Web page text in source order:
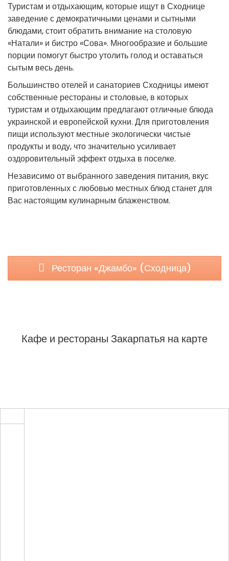
Туристам и отдыхающим, которые ищут в Сходнице
заведение с демократичными ценами и сытными
блюдами, стоит обратить внимание на столовую
«Натали» и бистро «Сова». Многообразие и большие
порции помогут быстро утолить голод и оставаться
сытым весь день.
Большинство отелей и санаториев Сходницы имеют
собственные рестораны и столовые, в которых
туристам и отдыхающим предлагают отличные блюда
украинской и европейской кухни. Для приготовления
пищи используют местные экологически чистые
продукты и воду, что значительно усиливает
оздоровительный эффект отдыха в поселке.
Независимо от выбранного заведения питания, вкус
приготовленных с любовью местных блюд станет для
Вас настоящим кулинарным блаженством.
Ресторан «Джамбо» (Сходница)
Кафе и рестораны Закарпатья на карте